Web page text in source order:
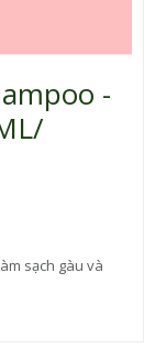
-
sạch gàu và